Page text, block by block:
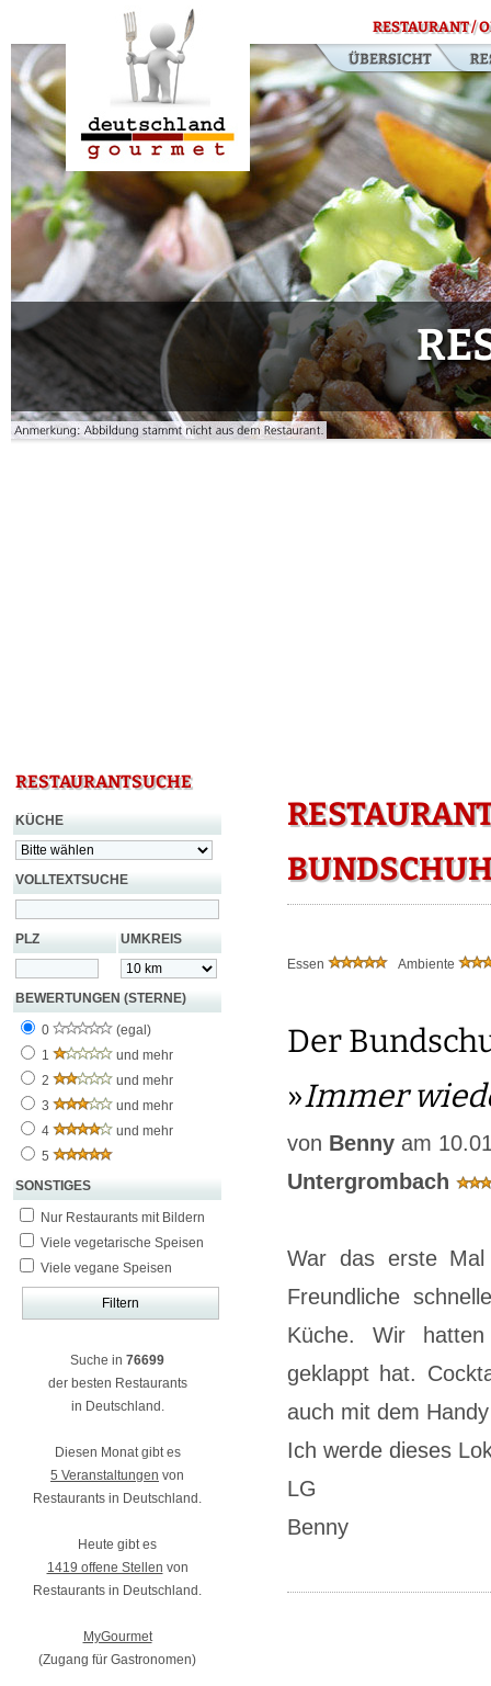
RESTAURANT /
RESTAURANTSUCHE
KÜCHE
VOLLTEXTSUCHE
PLZ UMKREIS
BEWERTUNGEN (STERNE)
0
(egal)
1
und mehr
2
und mehr
3
und mehr
4
und mehr
5
SONSTIGES
Nur Restaurants mit Bildern
Viele vegetarische Speisen
Viele vegane Speisen
Suche in 76699
der besten Restaurants
in Deutschland.
Diesen Monat gibt es
5 Veranstaltungen von
Restaurants in Deutschland.
Heute gibt es
1419 offene Stellen von
Restaurants in Deutschland.
MyGourmet
(Zugang für Gastronomen)
Essen Ambiente
Der
»Immer
von Benny am
Untergrombach
War das erste Mal
Freundliche
Küche. Wir
geklappt hat.
auch mit dem
Ich werde dieses
LG
Benny